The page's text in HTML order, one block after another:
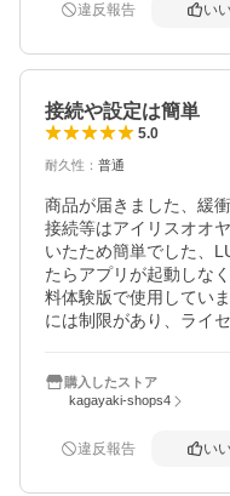
違反報告 い
接続や設定は簡単
5.0
耐久性 ： 普通
商品が届きました、緩
接続等はアイリスオオ
いたため簡単でした、
たらアプリが起動しな
料体験版で使用してい
には制限があり、ライ
す 購入したストア
kagayaki-shops4
違反報告 い